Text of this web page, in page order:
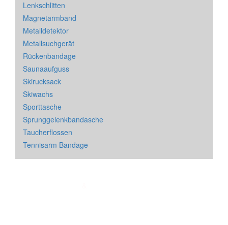
Lenkschlitten
Magnetarmband
Metalldetektor
Metallsuchgerät
Rückenbandage
Saunaaufguss
Skirucksack
Skiwachs
Sporttasche
Sprunggelenkbandasche
Taucherflossen
Tennisarm Bandage